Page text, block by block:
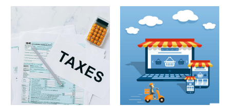
международными
цепями поставок
управлению
международными
цепями поставок